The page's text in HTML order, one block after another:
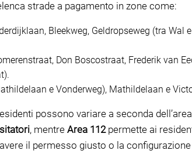
strade a pagamento in zone come:
Bleekweg, Geldropseweg (tra
Don Boscostraat, Frederik van
e Vonderweg), Mathildelaan e
possono variare a seconda
, mentre Area 112permette ai
il permesso giusto o la